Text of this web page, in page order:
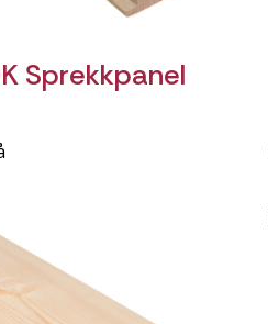
Sprekkpanel